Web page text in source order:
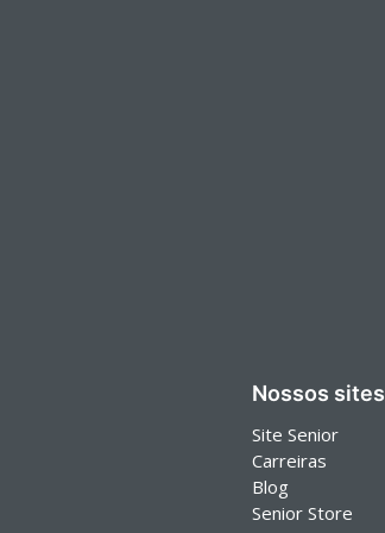
Nossos sites
Site Senior
Carreiras
Blog
Senior Store